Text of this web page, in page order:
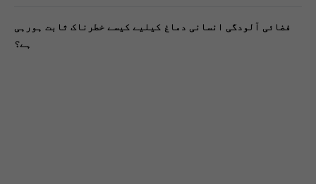
فضائی آلودگی انسانی دماغ کیلیے کیسے خطرناک ثابت ہورہی
ہے؟